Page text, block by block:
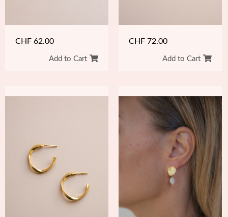
CHF 62.00
Add to Cart
CHF 72.00
Add to Cart